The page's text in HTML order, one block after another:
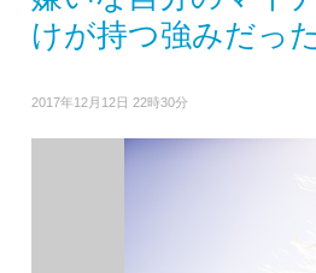
けが持つ強みだっ
2017年12月12日 22時30分